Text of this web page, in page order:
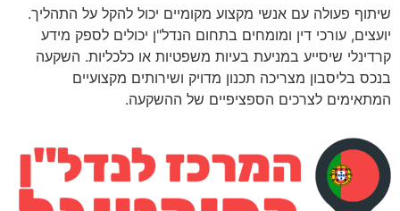
שיתוף פעולה עם אנשי מקצוע מקומיים יכול להקל על התהליך.
יועצים, עורכי דין ומומחים בתחום הנדל"ן יכולים לספק מידע
קרדינלי שיסייע במניעת בעיות משפטיות או כלכליות. השקעה
בנכס בליסבון מצריכה תכנון מדויק ושירותים מקצועיים
המתאימים לצרכים הספציפיים של ההשקעה.